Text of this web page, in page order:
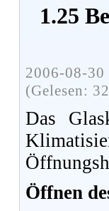
1.25
2006-08-
(Gelesen:
Das
Öffnen